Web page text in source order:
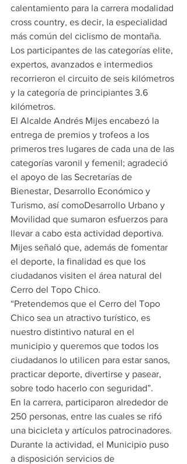
calentamiento para la carrera modalidad
cross country, es decir, la especialidad
más común del ciclismo de montaña.
Los participantes de las categorías elite,
expertos, avanzados e intermedios
recorrieron el circuito de seis kilómetros
y la categoría de principiantes 3.6
kilómetros.
El Alcalde Andrés Mijes encabezó la
entrega de premios y trofeos a los
primeros tres lugares de cada una de las
categorías varonil y femenil; agradeció
el apoyo de las Secretarías de
Bienestar, Desarrollo Económico y
Turismo, así comoDesarrollo Urbano y
Movilidad que sumaron esfuerzos para
llevar a cabo esta actividad deportiva.
Mijes señaló que, además de fomentar
el deporte, la finalidad es que los
ciudadanos visiten el área natural del
Cerro del Topo Chico.
“Pretendemos que el Cerro del Topo
Chico sea un atractivo turístico, es
nuestro distintivo natural en el
municipio y queremos que todos los
ciudadanos lo utilicen para estar sanos,
practicar deporte, divertirse y pasear,
sobre todo hacerlo con seguridad”.
En la carrera, participaron alrededor de
250 personas, entre las cuales se rifó
una bicicleta y artículos patrocinadores.
Durante la actividad, el Municipio puso
a disposición servicios de